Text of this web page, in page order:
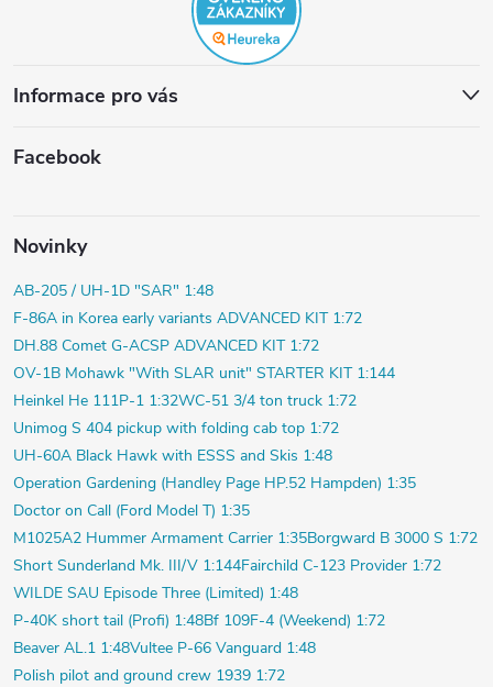
Informace pro vás
Facebook
Novinky
AB-205 / UH-1D "SAR" 1:48
F-86A in Korea early variants ADVANCED KIT 1:72
DH.88 Comet G-ACSP ADVANCED KIT 1:72
OV-1B Mohawk "With SLAR unit" STARTER KIT 1:144
Heinkel He 111P-1 1:32WC-51 3/4 ton truck 1:72
Unimog S 404 pickup with folding cab top 1:72
UH-60A Black Hawk with ESSS and Skis 1:48
Operation Gardening (Handley Page HP.52 Hampden) 1:35
Doctor on Call (Ford Model T) 1:35
M1025A2 Hummer Armament Carrier 1:35Borgward B 3000 S 1:72
Short Sunderland Mk. III/V 1:144Fairchild C-123 Provider 1:72
WILDE SAU Episode Three (Limited) 1:48
P-40K short tail (Profi) 1:48Bf 109F-4 (Weekend) 1:72
Beaver AL.1 1:48Vultee P-66 Vanguard 1:48
Polish pilot and ground crew 1939 1:72